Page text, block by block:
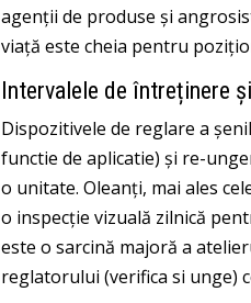
agenții de produse și
viață este cheia pentru
Intervalele de întreținere
Dispozitivele de reglare a
functie de aplicatie) și re-
o unitate. Oleanți, mai ales
o inspecție vizuală zilnică
este o sarcină majoră a
reglatorului (verifica si unge)